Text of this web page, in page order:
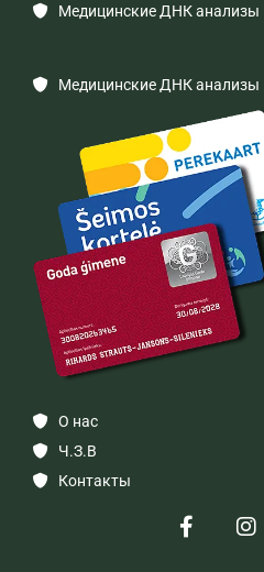
 Медицинские ДНК анализы
 Медицинские ДНК анализы
 О нас
 Ч.З.В
 Контакты